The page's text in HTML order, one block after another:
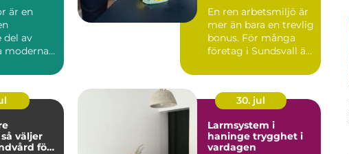
är en
del av
moderna
En ren arbetsmiljö är
mer än bara en trevlig
bonus. För många
företag i Sundsvall är
för
30. jul
Larmsystem i
haninge trygghet i
vardagen